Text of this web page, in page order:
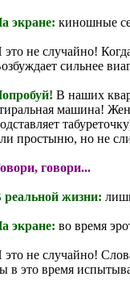
экране: киношные
это не случайно!
сильнее
В наших
машина!
простыню, но не
говори...
реальной жизни:
экране: во время
это не случайно!
в это время